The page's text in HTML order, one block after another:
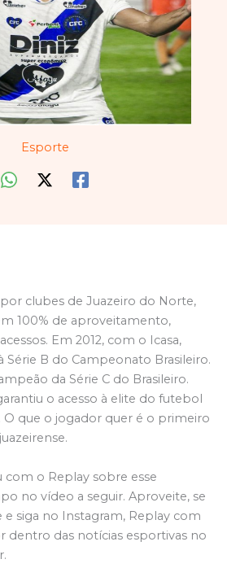
Esporte
clubes de Juazeiro do Norte,
100% de aproveitamento,
Em 2012, com o Icasa,
Série B do Campeonato Brasileiro.
da Série C do Brasileiro.
o acesso à elite do futebol
O que o jogador quer é o primeiro
com o Replay sobre esse
no vídeo a seguir. Aproveite, se
e siga no Instagram, Replay com
dentro das notícias esportivas no